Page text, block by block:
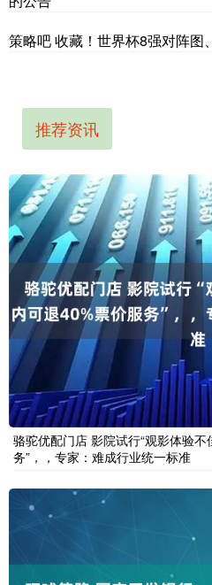
策略吧 收藏！世界杯8强对阵图
推荐资讯
骆驼优配门店 影院试行“观影体验
务”，，专家：难成行业统一标准